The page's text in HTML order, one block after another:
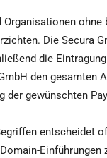
Organisationen
Die Secura
die
den gesamten
der gewünschten
entscheidet